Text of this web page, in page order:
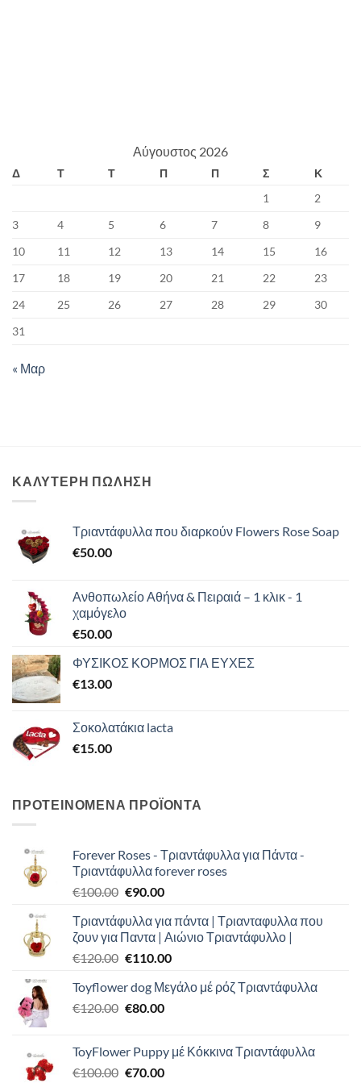
Αύγουστος 2026
Δ Τ Τ Π Π Σ
Κ
1
2
3
4 5 6 7 8
9
10
11 12 13 14 15
16
17
18 19 20 21 22
23
24
25 26 27 28 29
30
31
« Μαρ
ΚΑΛΥΤΕΡΗ ΠΩΛΗΣΗ
Τριαντάφυλλα που διαρκούν Flowers Rose Soap
€50.00
Ανθοπωλείο Αθήνα & Πειραιά – 1 κλικ - 1
χαμόγελο
€50.00
ΦΥΣΙΚΟΣ ΚΟΡΜΟΣ ΓΙΑ ΕΥΧΕΣ
€13.00
Σοκολατάκια lacta
€15.00
ΠΡΟΤΕΙΝΟΜΕΝΑ ΠΡΟΪΟΝΤΑ
Forever Roses - Τριαντάφυλλα για Πάντα -
Τριαντάφυλλα forever roses
€100.00 Original
was:
€100.00.
€90.00Η
τιμή
είναι:
€90.00.
Τριαντάφυλλα για πάντα | Τριανταφυλλα που
ζουν για Παντα | Αιώνιο Τριαντάφυλλο |
€120.00 Original
was:
€120.00.
€110.00Η
τιμή
Toyflower dog Μεγάλο μέ ρόζ Τριαντάφυλλα
€120.00 Original
€120.00.
€80.00Η
είναι:
€80.00.
ToyFlower Puppy μέ Κόκκινα Τριαντάφυλλα
€100.00 Original
€70.00Η